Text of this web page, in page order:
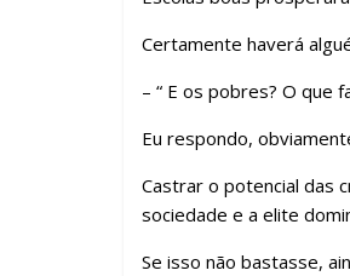
Certamente haverá
– “ E os pobres? O que
Eu respondo,
Castrar o potencial das
sociedade e a elite
Se isso não bastasse,